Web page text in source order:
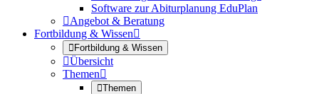
Software zur Abiturplanung EduPlan
Angebot & Beratung
Fortbildung & Wissen
Fortbildung & Wissen
Übersicht
Themen
Themen